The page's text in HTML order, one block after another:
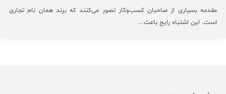
مقدمه بسیاری از صاحبان کسب‌وکار تصور می‌کنند که برند همان نام تجاری
است. این اشتباه رایج باعث...